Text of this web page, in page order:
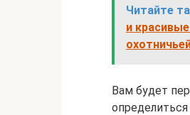
Читайте
и
Вам будет